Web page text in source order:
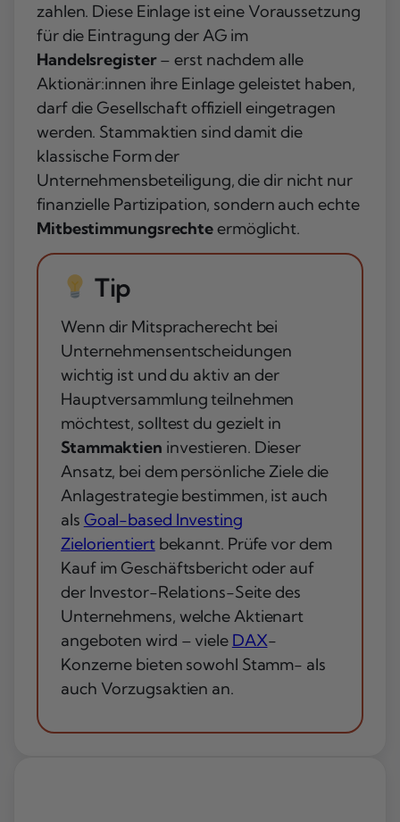
zahlen. Diese Einlage ist eine Voraussetzung
für die Eintragung der AG im
Handelsregister– erst nachdem alle
Aktionär:innen ihre Einlage geleistet haben,
darf die Gesellschaft offiziell eingetragen
werden. Stammaktien sind damit die
klassische Form der
Unternehmensbeteiligung, die dir nicht nur
finanzielle Partizipation, sondern auch echte
Mitbestimmungsrechteermöglicht.
Tip
Wenn dir Mitspracherecht bei
Unternehmensentscheidungen
wichtig ist und du aktiv an der
Hauptversammlung teilnehmen
möchtest, solltest du gezielt in
Stammaktien investieren. Dieser
Ansatz, bei dem persönliche Ziele die
Anlagestrategie bestimmen, ist auch
als Goal-based Investing
Zielorientiertbekannt. Prüfe vor dem
Kauf im Geschäftsbericht oder auf
der Investor-Relations-Seite des
Unternehmens, welche Aktienart
angeboten wird – viele DAX-
Konzerne bieten sowohl Stamm- als
auch Vorzugsaktien an.